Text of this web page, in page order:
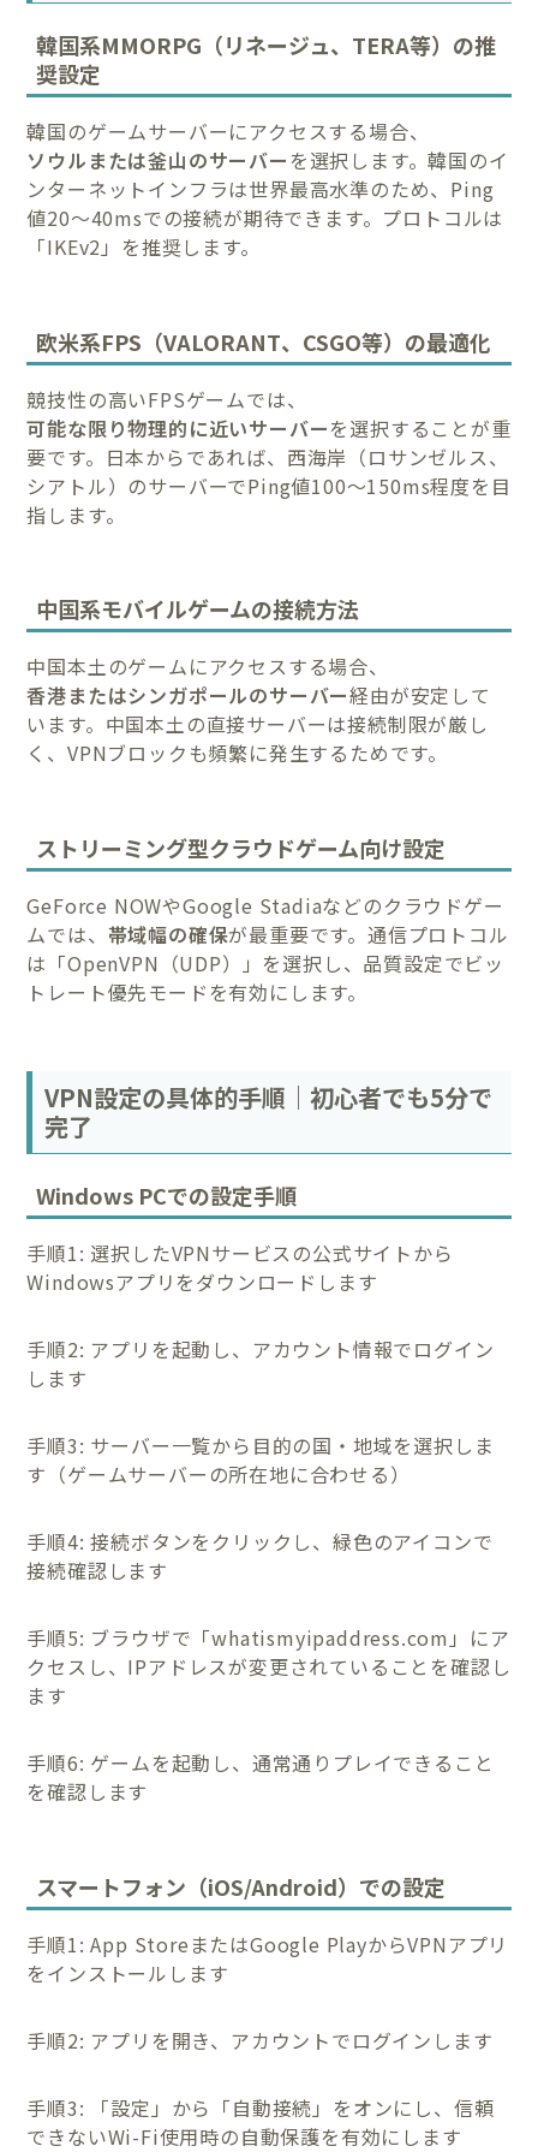
韓国系MMORPG（リネージュ、TERA等）の推
奨設定
韓国のゲームサーバーにアクセスする場合、
ソウルまたは釜山のサーバー を選択します。韓国のイ
ンターネットインフラは世界最高水準のため、Ping
値20〜40msでの接続が期待できます。プロトコルは
「IKEv2」を推奨します。
欧米系FPS（VALORANT、CSGO等）の最適化
競技性の高いFPSゲームでは、
可能な限り物理的に近いサーバーを選択することが重
要です。日本からであれば、西海岸（ロサンゼルス、
シアトル）のサーバーでPing値100〜150ms程度を目
指します。
中国系モバイルゲームの接続方法
中国本土のゲームにアクセスする場合、
香港またはシンガポールのサーバー経由が安定して
います。中国本土の直接サーバーは接続制限が厳し
く、VPNブロックも頻繁に発生するためです。
ストリーミング型クラウドゲーム向け設定
GeForce NOWやGoogle Stadiaなどのクラウドゲー
ムでは、 帯域幅の確保が最重要です。通信プロトコル
は「OpenVPN（UDP）」を選択し、品質設定でビッ
トレート優先モードを有効にします。
VPN設定の具体的手順｜初心者でも5分で
完了
Windows PCでの設定手順
手順1: 選択したVPNサービスの公式サイトから
Windowsアプリをダウンロードします
手順2: アプリを起動し、アカウント情報でログイン
します
手順3: サーバー一覧から目的の国・地域を選択しま
す（ゲームサーバーの所在地に合わせる）
手順4: 接続ボタンをクリックし、緑色のアイコンで
接続確認します
手順5: ブラウザで「whatismyipaddress.com」にア
クセスし、IPアドレスが変更されていることを確認し
ます
手順6: ゲームを起動し、通常通りプレイできること
を確認します
スマートフォン（iOS/Android）での設定
手順1: App StoreまたはGoogle PlayからVPNアプリ
をインストールします
手順2: アプリを開き、アカウントでログインします
手順3: 「設定」から「自動接続」をオンにし、信頼
できないWi-Fi使用時の自動保護を有効にします